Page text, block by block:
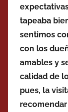
tapeaba
sentimos
con los
amables y
calidad de
pues, la